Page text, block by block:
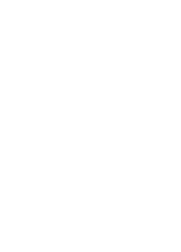
彼此眼中是